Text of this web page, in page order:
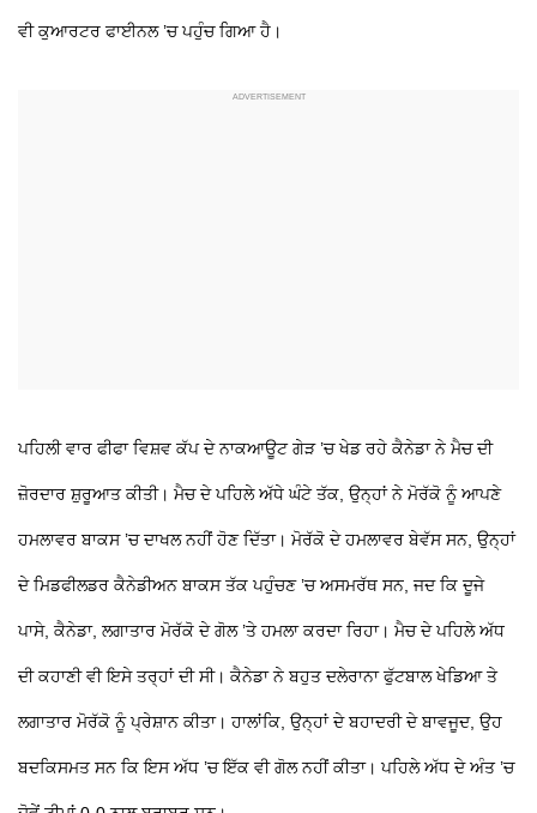
ਵੀ ਕੁਆਰਟਰ ਫਾਈਨਲ ’ਚ ਪਹੁੰਚ ਗਿਆ ਹੈ।
ਪਹਿਲੀ ਵਾਰ ਫੀਫਾ ਵਿਸ਼ਵ ਕੱਪ ਦੇ ਨਾਕਆਊਟ ਗੇੜ ’ਚ ਖੇਡ ਰਹੇ ਕੈਨੇਡਾ ਨੇ ਮੈਚ ਦੀ
ਜ਼ੋਰਦਾਰ ਸ਼ੁਰੂਆਤ ਕੀਤੀ। ਮੈਚ ਦੇ ਪਹਿਲੇ ਅੱਧੇ ਘੰਟੇ ਤੱਕ, ਉਨ੍ਹਾਂ ਨੇ ਮੋਰੱਕੋ ਨੂੰ ਆਪਣੇ
ਹਮਲਾਵਰ ਬਾਕਸ ’ਚ ਦਾਖਲ ਨਹੀਂ ਹੋਣ ਦਿੱਤਾ। ਮੋਰੱਕੋ ਦੇ ਹਮਲਾਵਰ ਬੇਵੱਸ ਸਨ, ਉਨ੍ਹਾਂ
ਦੇ ਮਿਡਫੀਲਡਰ ਕੈਨੇਡੀਅਨ ਬਾਕਸ ਤੱਕ ਪਹੁੰਚਣ ’ਚ ਅਸਮਰੱਥ ਸਨ, ਜਦ ਕਿ ਦੂਜੇ
ਪਾਸੇ, ਕੈਨੇਡਾ, ਲਗਾਤਾਰ ਮੋਰੱਕੋ ਦੇ ਗੋਲ ’ਤੇ ਹਮਲਾ ਕਰਦਾ ਰਿਹਾ। ਮੈਚ ਦੇ ਪਹਿਲੇ ਅੱਧ
ਦੀ ਕਹਾਣੀ ਵੀ ਇਸੇ ਤਰ੍ਹਾਂ ਦੀ ਸੀ। ਕੈਨੇਡਾ ਨੇ ਬਹੁਤ ਦਲੇਰਾਨਾ ਫੁੱਟਬਾਲ ਖੇਡਿਆ ਤੇ
ਲਗਾਤਾਰ ਮੋਰੱਕੋ ਨੂੰ ਪ੍ਰੇਸ਼ਾਨ ਕੀਤਾ। ਹਾਲਾਂਕਿ, ਉਨ੍ਹਾਂ ਦੇ ਬਹਾਦਰੀ ਦੇ ਬਾਵਜੂਦ, ਉਹ
ਬਦਕਿਸਮਤ ਸਨ ਕਿ ਇਸ ਅੱਧ ’ਚ ਇੱਕ ਵੀ ਗੋਲ ਨਹੀਂ ਕੀਤਾ। ਪਹਿਲੇ ਅੱਧ ਦੇ ਅੰਤ ’ਚ